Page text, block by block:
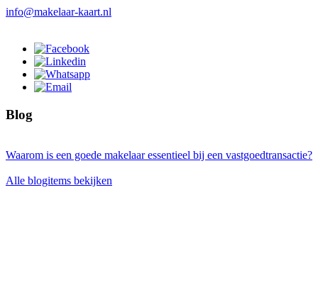
info@makelaar-kaart.nl
Blog
Waarom is een goede makelaar essentieel bij een vastgoedtransactie?
Alle blogitems bekijken